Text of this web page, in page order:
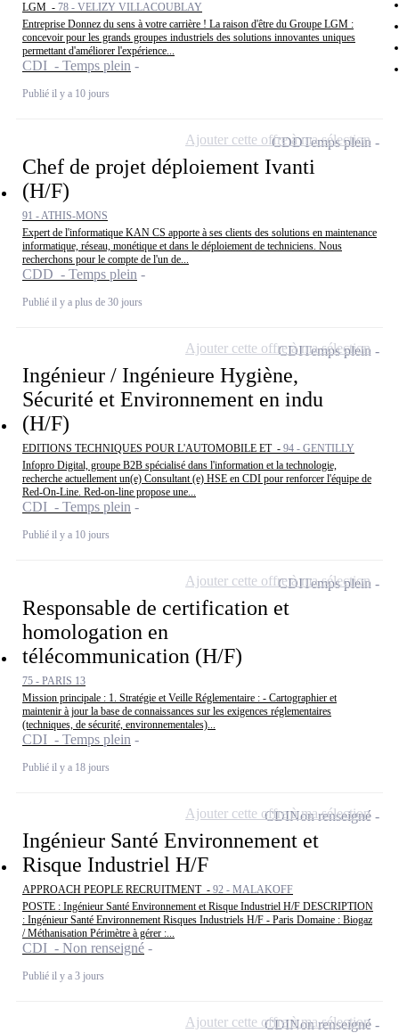
LGM - 78 - VELIZY VILLACOUBLAY
Entreprise Donnez du sens à votre carrière ! La raison d'être du Groupe LGM :
concevoir pour les grands groupes industriels des solutions innovantes uniques
permettant d'améliorer l'expérience...
CDI - Temps plein
Publié il y a 10 jours
Chef de projet déploiement Ivanti
(H/F)
91 - ATHIS-MONS
Expert de l'informatique KAN CS apporte à ses clients des solutions en maintenance
informatique, réseau, monétique et dans le déploiement de techniciens. Nous
recherchons pour le compte de l'un de...
CDD - Temps plein
Publié il y a plus de 30 jours
CDDTemps plein
Ajouter cette offre à ma sélection
Ingénieur / Ingénieure Hygiène,
Sécurité et Environnement en indu
(H/F)
EDITIONS TECHNIQUES POUR L'AUTOMOBILE ET - 94 - GENTILLY
Infopro Digital, groupe B2B spécialisé dans l'information et la technologie,
recherche actuellement un(e) Consultant (e) HSE en CDI pour renforcer l'équipe de
Red-On-Line. Red-on-line propose une...
CDI - Temps plein
Publié il y a 10 jours
CDITemps plein
Ajouter cette offre à ma sélection
Responsable de certification et
homologation en
télécommunication (H/F)
75 - PARIS 13
Mission principale : 1. Stratégie et Veille Réglementaire : - Cartographier et
maintenir à jour la base de connaissances sur les exigences réglementaires
(techniques, de sécurité, environnementales)...
CDI - Temps plein
Publié il y a 18 jours
CDITemps plein
Ajouter cette offre à ma sélection
Ingénieur Santé Environnement et
Risque Industriel H/F
APPROACH PEOPLE RECRUITMENT - 92 - MALAKOFF
POSTE : Ingénieur Santé Environnement et Risque Industriel H/F DESCRIPTION
: Ingénieur Santé Environnement Risques Industriels H/F - Paris Domaine : Biogaz
/ Méthanisation Périmètre à gérer :...
CDI - Non renseigné
Publié il y a 3 jours
CDINon renseigné
Ajouter cette offre à ma sélection
CDINon renseigné
Ajouter cette offre à ma sélection